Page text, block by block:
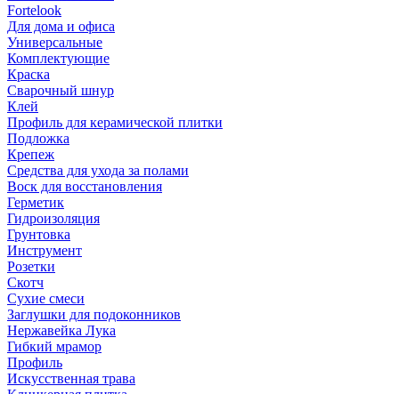
Fortelook
Для дома и офиса
Универсальные
Комплектующие
Краска
Сварочный шнур
Клей
Профиль для керамической плитки
Подложка
Крепеж
Средства для ухода за полами
Воск для восстановления
Герметик
Гидроизоляция
Грунтовка
Инструмент
Розетки
Скотч
Сухие смеси
Заглушки для подоконников
Нержавейка Лука
Гибкий мрамор
Профиль
Искусственная трава